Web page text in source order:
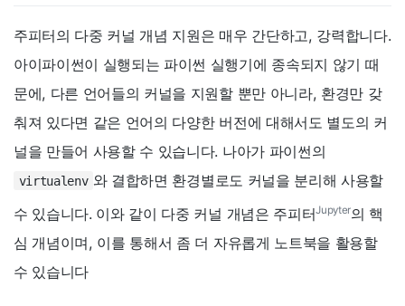
주피터의 다중 커널 개념 지원은 매우 간단하고, 강력합니다.
아이파이썬이 실행되는 파이썬 실행기에 종속되지 않기 때
문에, 다른 언어들의 커널을 지원할 뿐만 아니라, 환경만 갖
춰져 있다면 같은 언어의 다양한 버전에 대해서도 별도의 커
널을 만들어 사용할 수 있습니다. 나아가 파이썬의
virtualenv 와 결합하면 환경별로도 커널을 분리해 사용할
수 있습니다. 이와 같이 다중 커널 개념은 주피터Jupyter의 핵
심 개념이며, 이를 통해서 좀 더 자유롭게 노트북을 활용할
수 있습니다